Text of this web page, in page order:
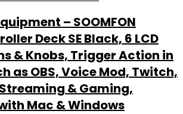
– SOOMFON
Deck SE Black, 6 LCD
& Knobs, Trigger Action in
as OBS, Voice Mod, Twitch,
& Gaming,
Mac & Windows